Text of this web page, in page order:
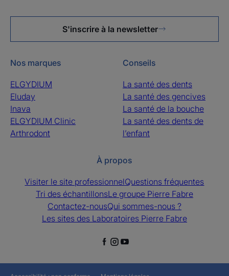
S'inscrire à la newsletter
Nos marques
ELGYDIUM
Eluday
Inava
ELGYDIUM Clinic
Arthrodont
Conseils
La santé des dents
La santé des gencives
La santé de la bouche
La santé des dents de
l’enfant
À propos
Visiter le site professionnelQuestions fréquentes
Tri des échantillonsLe groupe Pierre Fabre
Contactez-nousQui sommes-nous ?
Les sites des Laboratoires Pierre Fabre